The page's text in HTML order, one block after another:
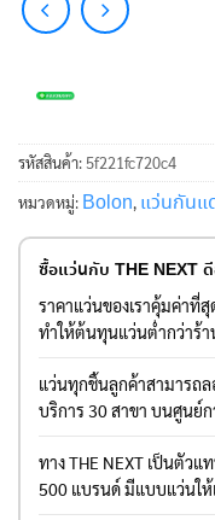
รหัสสินค้า:5f221fc720c4
หมวดหมู่: Bolon, แว่นกันแ
ซื้อแว่นกับ THE NEXT ดี
ราคาแว่นของเราคุ้มค่าที่
ทำให้ต้นทุนแว่นต่ำกว่าร้า
แว่นทุกชิ้นลูกค้าสามารถล
บริการ 30 สาขา บนศูนย์
ทาง THE NEXT เป็นตัว
500 แบรนด์ มีแบบแว่นให้